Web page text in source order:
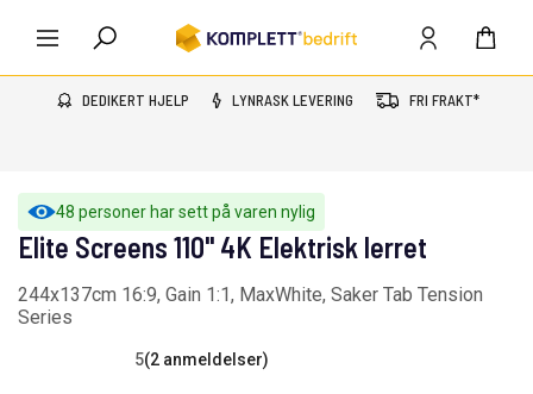
DEDIKERT HJELP LYNRASK LEVERING FRI FRAKT*
48 personer har sett på varen nylig
Elite Screens 110" 4K Elektrisk lerret
244x137cm 16:9, Gain 1:1, MaxWhite, Saker Tab Tension
Series
5(2 anmeldelser)